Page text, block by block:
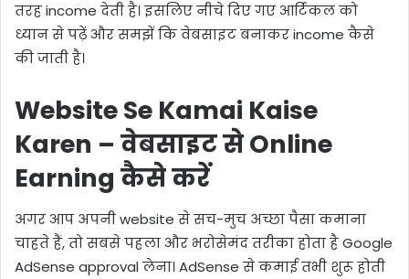
तरह income देती है। इसलिए नीचे दिए गए आर्टिकल को
ध्यान से पढ़ें और समझें कि वेबसाइट बनाकर income कैसे
की जाती है।
Website Se Kamai Kaise
Karen – वेबसाइट से Online
Earning कैसे करें
अगर आप अपनी website से सच-मुच अच्छा पैसा कमाना
चाहते हैं, तो सबसे पहला और भरोसेमंद तरीका होता है Google
AdSense approval लेना। AdSense से कमाई तभी शुरू होती